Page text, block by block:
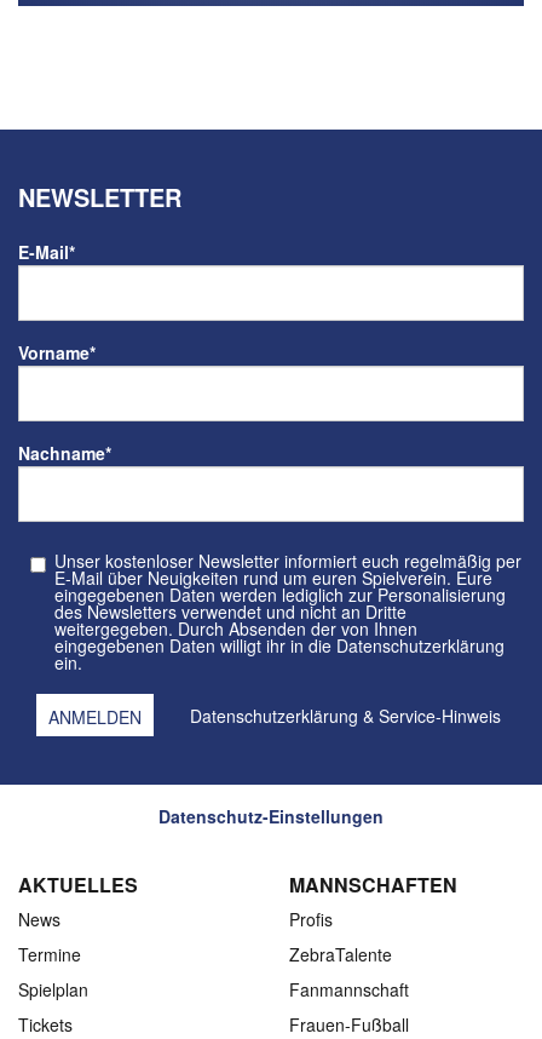
NEWSLETTER
E-Mail*
Vorname*
Nachname*
Unser kostenloser Newsletter informiert euch regelmäßig per
E-Mail über Neuigkeiten rund um euren Spielverein. Eure
eingegebenen Daten werden lediglich zur Personalisierung
des Newsletters verwendet und nicht an Dritte
weitergegeben. Durch Absenden der von Ihnen
eingegebenen Daten willigt ihr in die Datenschutzerklärung
ein.
Datenschutzerklärung & Service-Hinweis
Datenschutz-Einstellungen
AKTUELLES
News
Termine
Spielplan
Tickets
MANNSCHAFTEN
Profis
ZebraTalente
Fanmannschaft
Frauen-Fußball